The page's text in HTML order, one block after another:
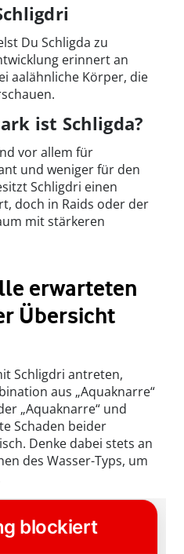
Du Schligda zu
erinnert an
aalähnliche Körper, die
ist Schligda?
vor allem für
und weniger für den
Schligdri einen
doch in Raids oder der
mit stärkeren
erwarteten
Übersicht
Schligdri antreten,
aus „Aquaknarre“
„Aquaknarre“ und
Schaden beider
Denke dabei stets an
des Wasser-Typs, um